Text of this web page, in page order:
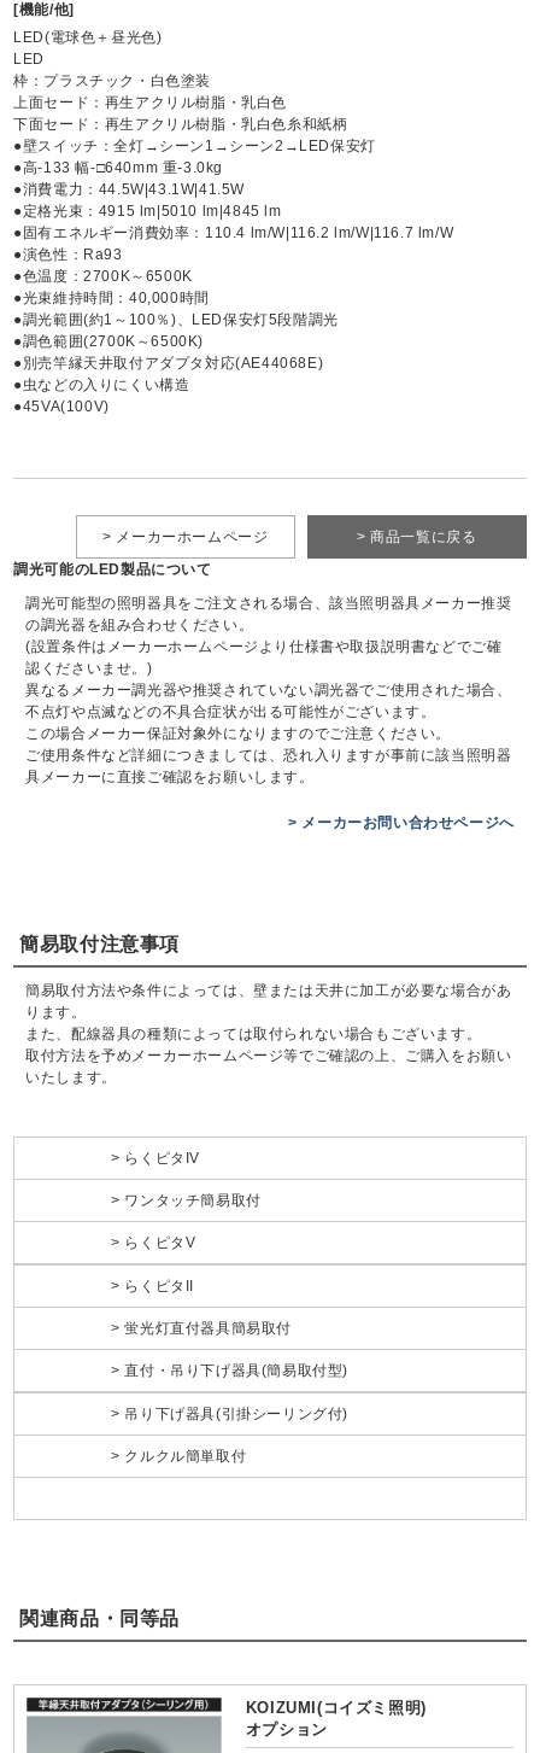
[機能/他]
LED(電球色＋昼光色)
LED
枠：プラスチック・白色塗装
上面セード：再生アクリル樹脂・乳白色
下面セード：再生アクリル樹脂・乳白色糸和紙柄
●壁スイッチ：全灯→シーン1→シーン2→LED保安灯
●高-133 幅-□640mm 重-3.0kg
●消費電力：44.5W|43.1W|41.5W
●定格光束：4915 lm|5010 lm|4845 lm
●固有エネルギー消費効率：110.4 lm/W|116.2 lm/W|116.7 lm/W
●演色性：Ra93
●色温度：2700K～6500K
●光束維持時間：40,000時間
●調光範囲(約1～100％)、LED保安灯5段階調光
●調色範囲(2700K～6500K)
●別売竿縁天井取付アダプタ対応(AE44068E)
●虫などの入りにくい構造
●45VA(100V)
> 商品一覧に戻る
> メーカーホームページ
調光可能のLED製品について
調光可能型の照明器具をご注文される場合、該当照明器具メーカー推奨
の調光器を組み合わせください。
(設置条件はメーカーホームページより仕様書や取扱説明書などでご確
認くださいませ。)
異なるメーカー調光器や推奨されていない調光器でご使用された場合、
不点灯や点滅などの不具合症状が出る可能性がございます。
この場合メーカー保証対象外になりますのでご注意ください。
ご使用条件など詳細につきましては、恐れ入りますが事前に該当照明器
具メーカーに直接ご確認をお願いします。
> メーカーお問い合わせページへ
簡易取付注意事項
簡易取付方法や条件によっては、壁または天井に加工が必要な場合があ
ります。
また、配線器具の種類によっては取付られない場合もございます。
取付方法を予めメーカーホームページ等でご確認の上、ご購入をお願い
いたします。
らくピタIV
ワンタッチ簡易取付
らくピタV
らくピタII
蛍光灯直付器具簡易取付
直付・吊り下げ器具(簡易取付型)
吊り下げ器具(引掛シーリング付)
クルクル簡単取付
関連商品・同等品
KOIZUMI(コイズミ照明)
オプション